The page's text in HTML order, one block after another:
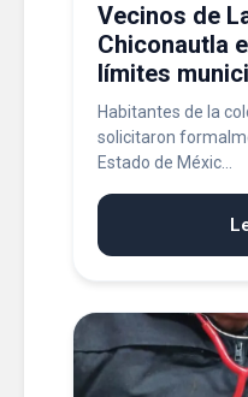
Vecinos de
Chiconautla
límites
Habitantes de la
solicitaron
Estado de Méxic...